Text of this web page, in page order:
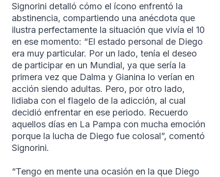
Signorini detalló cómo el ícono enfrentó la
abstinencia, compartiendo una anécdota que
ilustra perfectamente la situación que vivía el 10
en ese momento: “El estado personal de Diego
era muy particular. Por un lado, tenía el deseo
de participar en un Mundial, ya que sería la
primera vez que Dalma y Gianina lo verían en
acción siendo adultas. Pero, por otro lado,
lidiaba con el flagelo de la adicción, al cual
decidió enfrentar en ese periodo. Recuerdo
aquellos días en La Pampa con mucha emoción
porque la lucha de Diego fue colosal”, comentó
Signorini.
“Tengo en mente una ocasión en la que Diego